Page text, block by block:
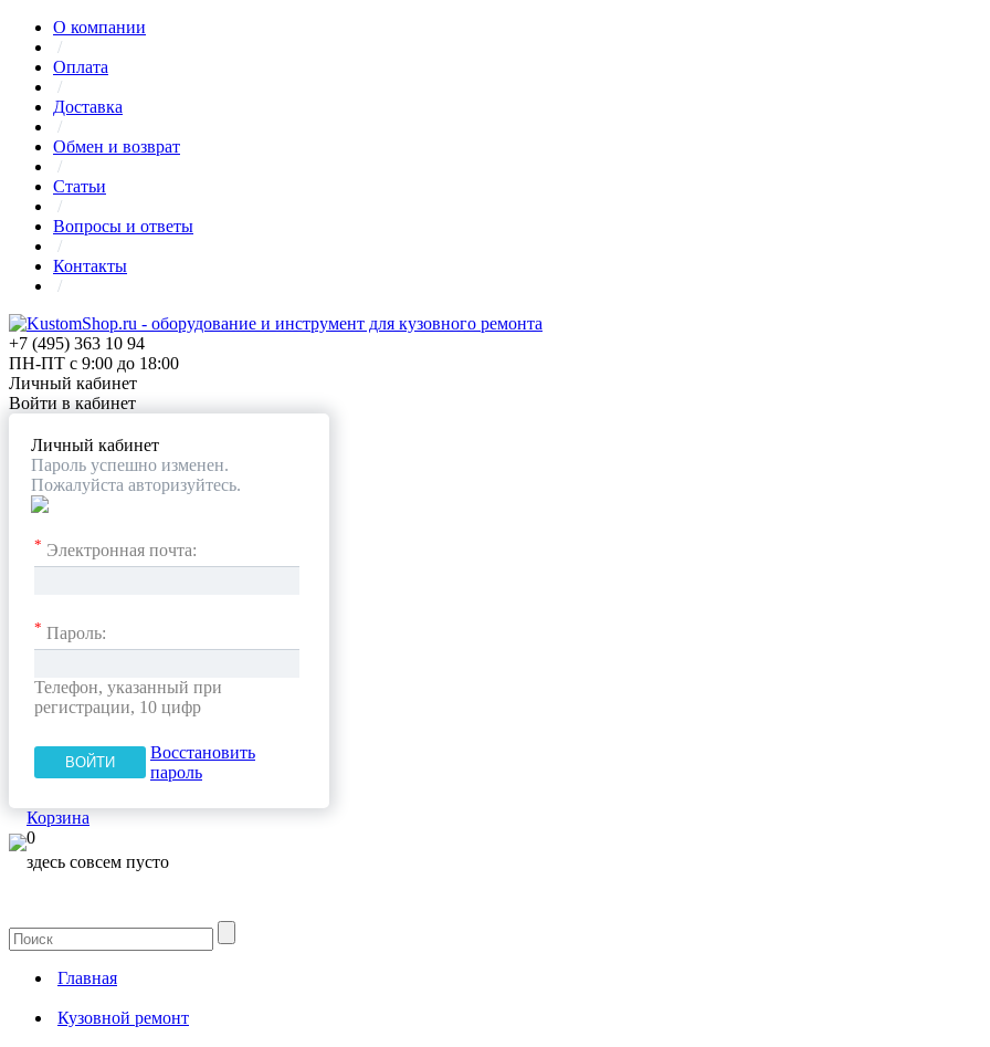
О компании
/
Оплата
/
Доставка
/
Обмен и возврат
/
Статьи
/
Вопросы и ответы
/
Контакты
/
+7 (495) 363 10 94
ПН-ПТ с 9:00 до 18:00
Личный кабинет
Войти в кабинет
Личный кабинет
Пароль успешно изменен.
Пожалуйста авторизуйтесь.
* Электронная почта:
* Пароль:
Телефон, указанный при
регистрации, 10 цифр
Восстановить
пароль
Корзина
0
здесь совсем пусто
Главная
Кузовной ремонт